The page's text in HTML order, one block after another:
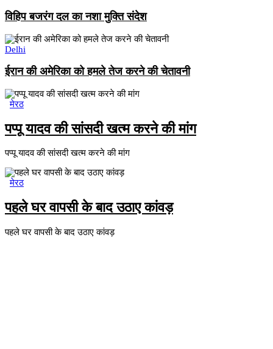
विहिप बजरंग दल का नशा मुक्ति संदेश
Delhi
ईरान की अमेरिका को हमले तेज करने की चेतावनी
मेरठ
पप्पू यादव की सांसदी खत्म करने की मांग
पप्पू यादव की सांसदी खत्म करने की मांग
मेरठ
पहले घर वापसी के बाद उठाए कांवड़
पहले घर वापसी के बाद उठाए कांवड़